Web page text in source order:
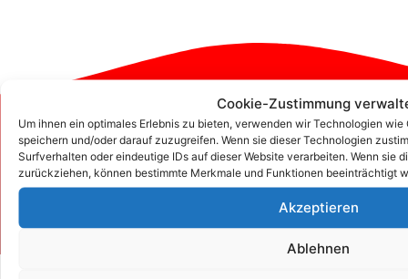
Cookie-Zustimmung
Um ihnen ein optimales Erlebnis zu bieten, verwenden wir Technologien
speichern und/oder darauf zuzugreifen. Wenn sie dieser Technologien
Surfverhalten oder eindeutige IDs auf dieser Website verarbeiten. Wenn sie
zurückziehen, können bestimmte Merkmale und Funktionen beeinträchtigt
Akzeptieren
Ablehnen
Zum Kontaktformular